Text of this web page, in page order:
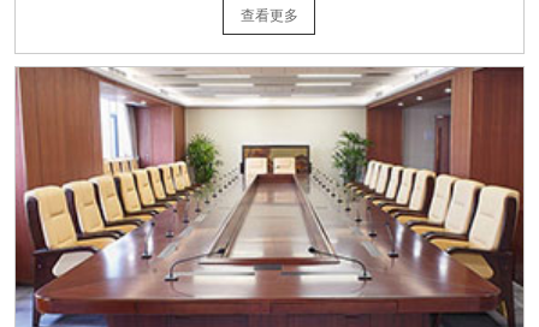
查看更多